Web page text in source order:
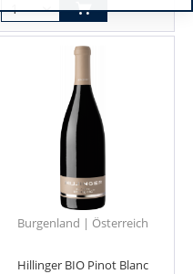
Burgenland | Österreich
Hillinger BIO Pinot Blanc